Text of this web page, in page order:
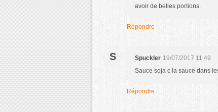
avoir de belles portions.
Répondre
S Spuckler 19/07/2017 11:49
Sauce soja c la sauce dans
Répondre